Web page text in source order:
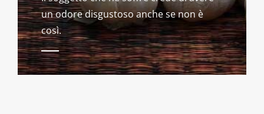
un odore disgustoso anche se non è
così.